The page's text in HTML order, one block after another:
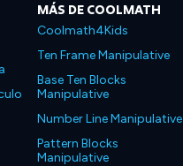
MÁS DE COOLMATH
Coolmath4Kids
Ten Frame Manipulative
Base Ten Blocks
Manipulative
Number Line Manipulative
Pattern Blocks
Manipulative